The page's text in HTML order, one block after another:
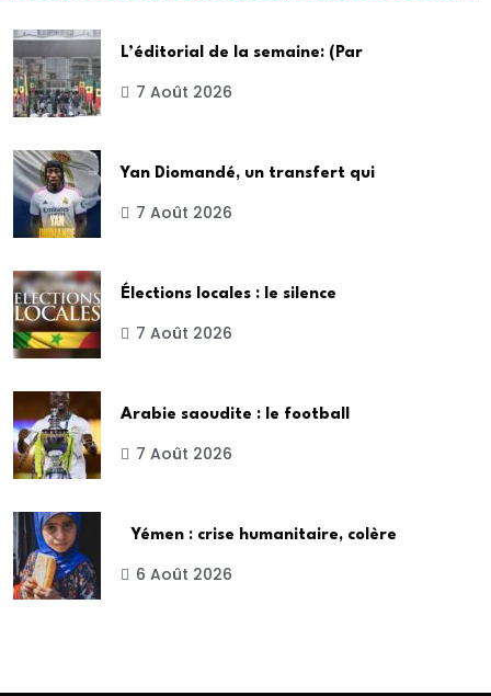
L’éditorial de la semaine: (Par
7 Août 2026
Yan Diomandé, un transfert qui
7 Août 2026
Élections locales : le silence
7 Août 2026
Arabie saoudite : le football
7 Août 2026
Yémen : crise humanitaire, colère
6 Août 2026